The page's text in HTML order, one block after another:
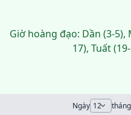
Giờ hoàng đạo: Dần (3-5),
17), Tuất
Ngày tháng